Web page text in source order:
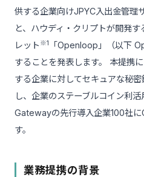
供する企業向けJPYC入出金管理
と、ハウディ・クリプトが開発
レット ※1
「Openloop」（以下
することを発表します。 本提携
する企業に対してセキュアな秘密
し、企業のステーブルコイン利
Gatewayの先行導入企業100社
す。
業務提携の背景